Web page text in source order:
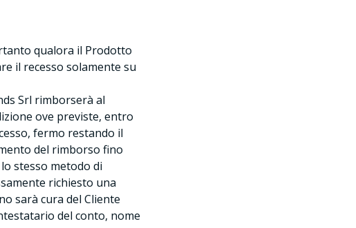
qualora il Prodotto
il recesso solamente su
Srl rimborserà al
ove previste, entro
fermo restando il
del rimborso fino
stesso metodo di
richiesto una
sarà cura del Cliente
del conto, nome